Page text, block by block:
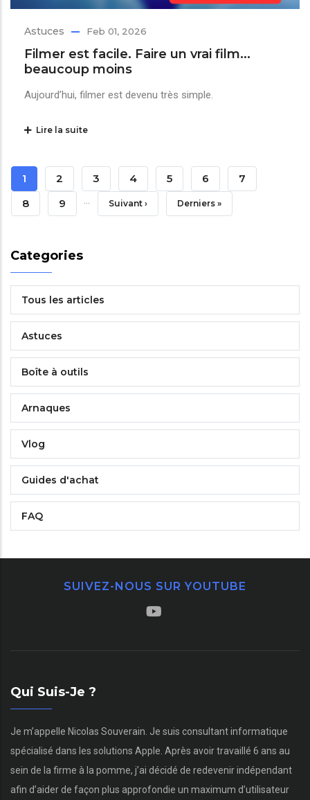
Astuces Feb 01, 2026
Filmer est facile. Faire un vrai film...
beaucoup moins
Aujourd’hui, filmer est devenu très simple.
Lire la suite
Pagination
Page
Courante
1 Page
2 Page
3 Page
4 Page
5 Page
6 Page
7
Page
8 Page
9 … Page
Suivant › Dernière
Derniers »
Categories
Tous les articles
Astuces
Boîte à outils
Arnaques
Vlog
Guides d'achat
FAQ
SUIVEZ-NOUS SUR YOUTUBE
Qui Suis-Je ?
Je m’appelle Nicolas Souverain. Je suis consultant informatique
spécialisé dans les solutions Apple. Après avoir travaillé 6 ans au
sein de la firme à la pomme, j’ai décidé de redevenir indépendant
afin d’aider de façon plus approfondie un maximum d’utilisateur